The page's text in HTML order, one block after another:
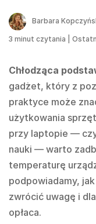
Barbara
3 minut czytania
Chłodząca
gadżet, który z
praktyce może
użytkowania
przy laptopie —
nauki — warto
temperaturę
podpowiadamy,
zwrócić uwagę i
opłaca.